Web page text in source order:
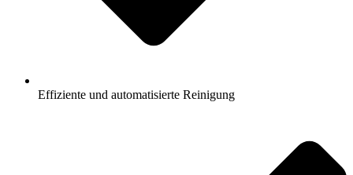
Effiziente und automatisierte Reinigung